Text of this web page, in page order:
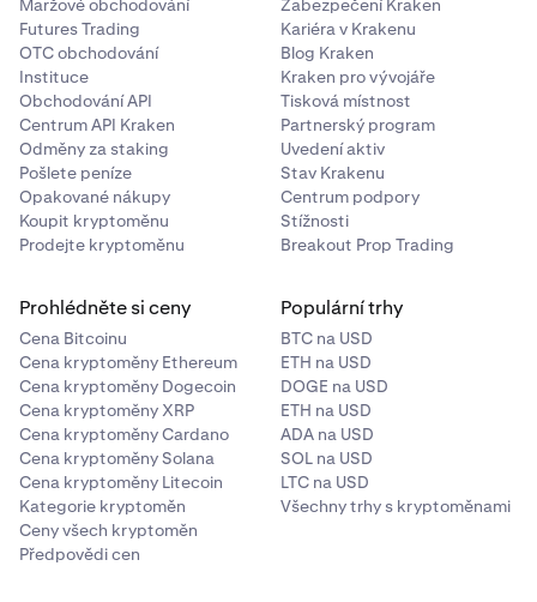
Zadejte částku, kterou chcete koupit, a vyberte
jednu z dostupných platebních metod.
První pole je aktivum, ze kterého chcetepřevádět.
Druhé pole je aktivum, na které chcetepřevést.
Vyberte z existujících zůstatků na svém účtu.
Maržové obchodování
Futures Trading
OTC obchodování
Instituce
Obchodování API
Centrum API Kraken
Odměny za staking
Pošlete peníze
Opakované nákupy
Koupit kryptoměnu
Prodejte kryptoměnu
Zabezpečení Kraken
Kariéra v Krakenu
Blog Kraken
Kraken pro vývojáře
Tisková místnost
Partnerský program
Uvedení aktiv
Stav Krakenu
Centrum podpory
Stížnosti
Breakout Prop Trading
Prohlédněte si ceny
Cena Bitcoinu
Cena kryptoměny Ethereum
Cena kryptoměny Dogecoin
Cena kryptoměny XRP
Cena kryptoměny Cardano
Cena kryptoměny Solana
Cena kryptoměny Litecoin
Kategorie kryptoměn
Ceny všech kryptoměn
Předpovědi cen
Populární trhy
BTC na USD
ETH na USD
DOGE na USD
ETH na USD
ADA na USD
SOL na USD
LTC na USD
Všechny trhy s kryptoměnami